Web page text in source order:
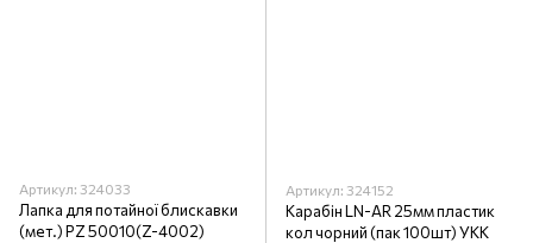
Артикул: 324033
Лапка для потайної блискавки
(мет.) PZ 50010(Z-4002)
Артикул: 324152
Карабін LN-AR 25мм пластик
кол чорний (пак 100шт) УКК